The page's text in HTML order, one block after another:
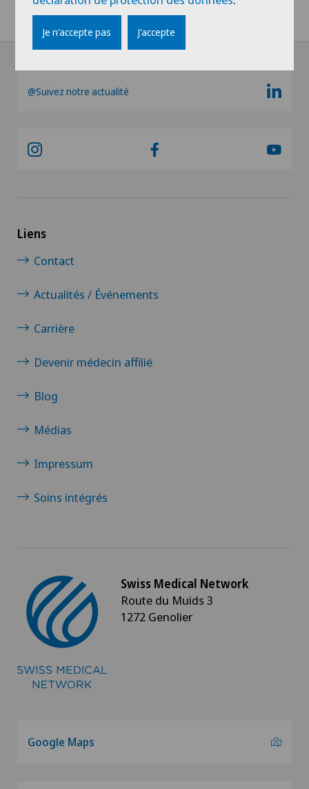
@Suivez notre actualité
Liens
Contact
Actualités / Événements
Carrière
Devenir médecin affilié
Blog
Médias
Impressum
Soins intégrés
Swiss Medical Network
Route du Muids 3
1272 Genolier
Google Maps
Je n'accepte pas J'accepte